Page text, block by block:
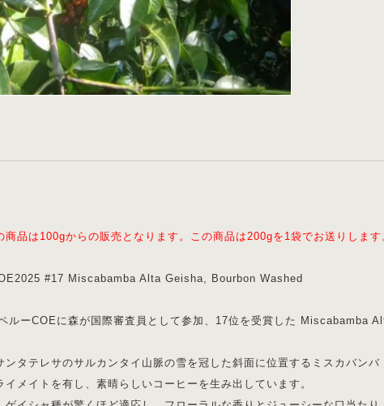
品は100gからの販売となります。この商品は200gを1袋でお送りします
#17 Miscabamba Alta Geisha, Bourbon Washed
ルーCOEに森が国際審査員として参加、17位を受賞した Miscabamba
ンタテレサのサルカンタイ山脈の雪を冠した斜面に位置するミスカバン
イメイトを有し、素晴らしいコーヒーを生み出しています。